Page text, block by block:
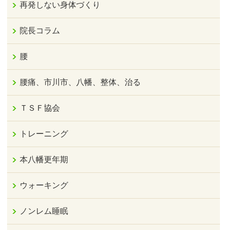
再発しない身体づくり
院長コラム
腰
腰痛、市川市、八幡、整体、治る
ＴＳＦ協会
トレーニング
本八幡更年期
ウォーキング
ノンレム睡眠